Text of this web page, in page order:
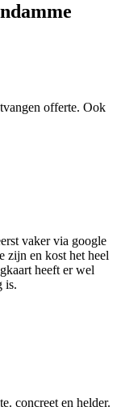
offerte. Ook
vaker via google
zijn en kost het heel
heeft er wel
is.
concreet en helder.